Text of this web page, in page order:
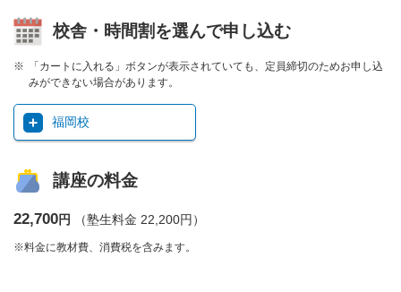
校舎・時間割を選んで申し込む
「カートに入れる」ボタンが表示されていても、定員締切のためお申し込
みができない場合があります。
福岡校
講座の料金
22,700円 （塾生料金 22,200円）
※料金に教材費、消費税を含みます。